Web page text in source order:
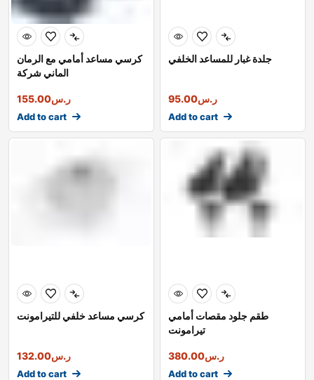
كرسي مساعد أمامي مع الرمان
الماني شركة
ر.س155.00
Add to cart
جلدة غبار للمساعد الخلفي
ر.س95.00
Add to cart
كرسي مساعد خلفي للتيرامونت
ر.س132.00
Add to cart
طقم جلود مقصات أمامي
تيرامونت
ر.س380.00
Add to cart